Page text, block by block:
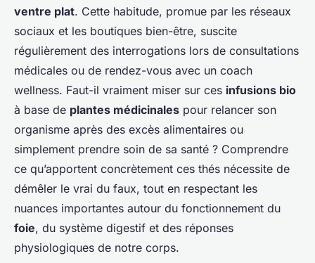
Sandro• 28 novembre 2025•5 min de lecture
ventre plat. Cette habitude, promue par les réseaux
sociaux et les boutiques bien-être, suscite
régulièrement des interrogations lors de consultations
médicales ou de rendez-vous avec un coach
wellness. Faut-il vraiment miser sur ces infusions bio
à base de plantes médicinales pour relancer son
organisme après des excès alimentaires ou
simplement prendre soin de sa santé ? Comprendre
ce qu’apportent concrètement ces thés nécessite de
démêler le vrai du faux, tout en respectant les
nuances importantes autour du fonctionnement du
foie, du système digestif et des réponses
physiologiques de notre corps.